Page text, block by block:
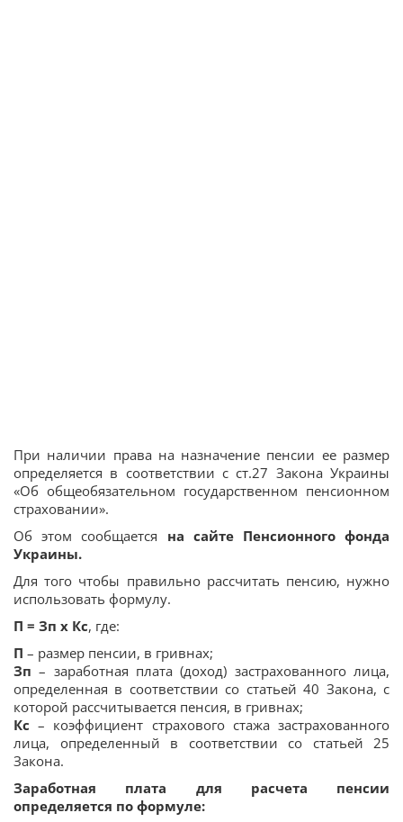
При наличии права на назначение пенсии ее размер
определяется в соответствии с ст.27 Закона Украины
«Об общеобязательном государственном пенсионном
страховании».
Об этом сообщается на сайте Пенсионного фонда
Украины.
Для того чтобы правильно рассчитать пенсию, нужно
использовать формулу.
П = Зп х Кс, где:
П – размер пенсии, в гривнах;
Зп – заработная плата (доход) застрахованного лица,
определенная в соответствии со статьей 40 Закона, с
которой рассчитывается пенсия, в гривнах;
Кс – коэффициент страхового стажа застрахованного
лица, определенный в соответствии со статьей 25
Закона.
Заработная плата для расчета пенсии
определяется по формуле: